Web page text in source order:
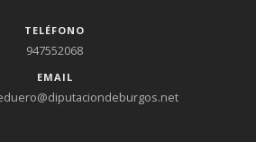
TELÉFONO
947552068
EMAIL